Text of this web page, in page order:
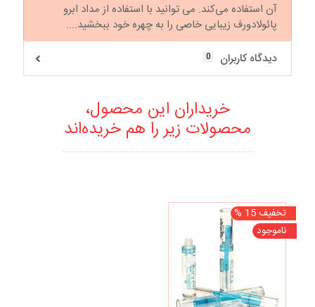
آن استفاده می‌کند. می توانید با استفاده از مداد ابرو
پائولادورف زیبایی خاصی را به چهره خود ببخشید....
دیدگاه کاربران
0
خریداران این محصول،
محصولات زیر را هم خریده‌اند
تخفیف 15 %
ناموجود